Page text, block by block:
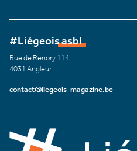
#Liégeois asbl
Rue de Renory 114
4031 Angleur
contact@liegeois-magazine.be